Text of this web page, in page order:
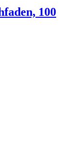
100